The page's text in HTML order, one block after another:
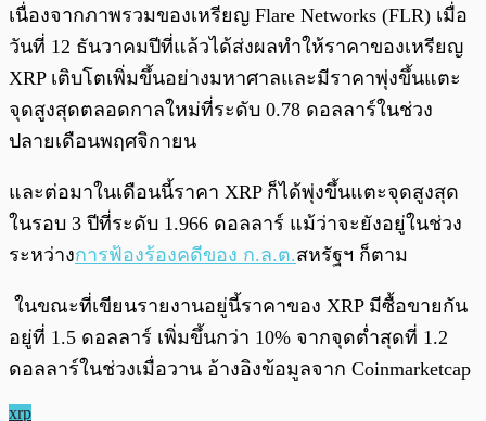
เนื่องจากภาพรวมของเหรียญ Flare Networks (FLR) เมื่อ
วันที่ 12 ธันวาคมปีที่แล้วได้ส่งผลทำให้ราคาของเหรียญ
XRP เติบโตเพิ่มขึ้นอย่างมหาศาลและมีราคาพุ่งขึ้นแตะ
จุดสูงสุดตลอดกาลใหม่ที่ระดับ 0.78 ดอลลาร์ในช่วง
ปลายเดือนพฤศจิกายน
และต่อมาในเดือนนี้ราคา XRP ก็ได้พุ่งขึ้นแตะจุดสูงสุด
ในรอบ 3 ปีที่ระดับ 1.966 ดอลลาร์ แม้ว่าจะยังอยู่ในช่วง
ระหว่างการฟ้องร้องคดีของ ก.ล.ต.สหรัฐฯ ก็ตาม
ในขณะที่เขียนรายงานอยู่นี้ราคาของ XRP มีซื้อขายกัน
อยู่ที่ 1.5 ดอลลาร์ เพิ่มขึ้นกว่า 10% จากจุดต่ำสุดที่ 1.2
ดอลลาร์ในช่วงเมื่อวาน อ้างอิงข้อมูลจาก Coinmarketcap
xrp